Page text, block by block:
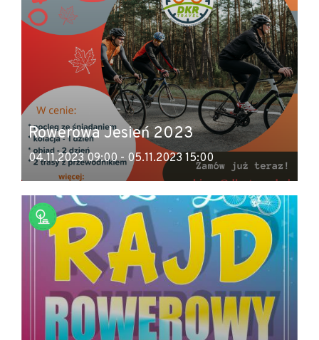
Rowerowa Jesień 2023
04.11.2023 09:00 - 05.11.2023 15:00